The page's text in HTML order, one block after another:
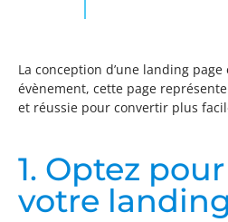
La conception d’une landing
évènement, cette page
et réussie pour convertir plus
1. Optez
votre